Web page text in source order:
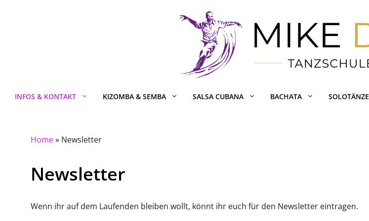
INFOS & KONTAKT KIZOMBA & SEMBA SALSA CUBANA BACHATA SOLOTÄNZE
Home» Newsletter
Newsletter
Wenn ihr auf dem Laufenden bleiben wollt, könnt ihr euch für den Newsletter eintragen.